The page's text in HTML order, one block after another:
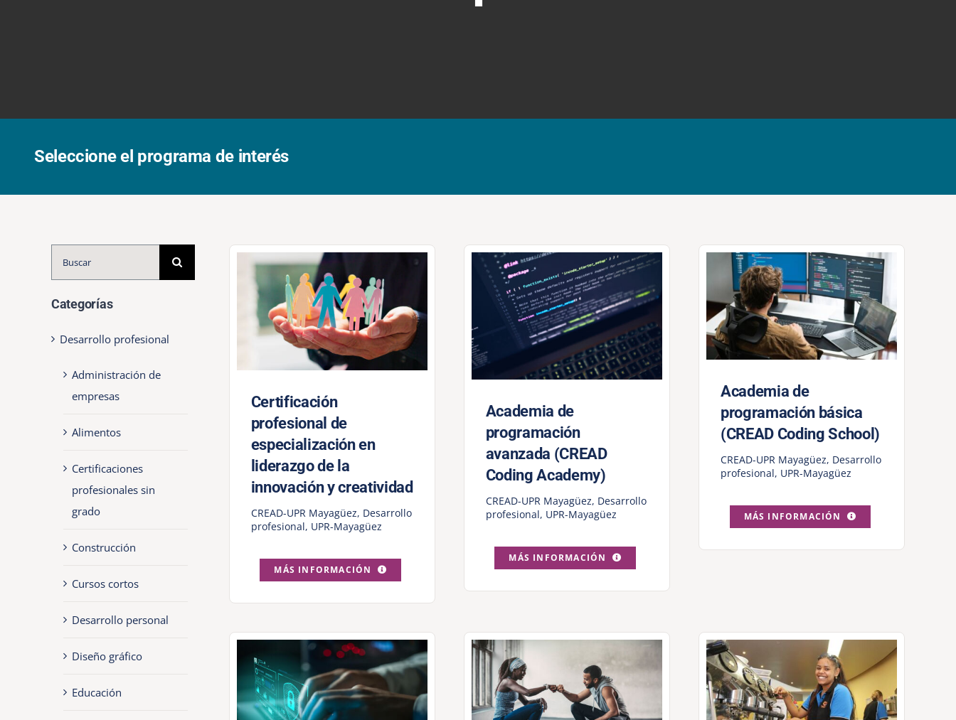
Seleccione el programa de interés
Categorías
Desarrollo profesional
Administración de
empresas
Alimentos
Certificaciones
profesionales sin
grado
Construcción
Cursos cortos
Desarrollo personal
Diseño gráfico
Educación
Certificación
profesional de
especialización en
liderazgo de la
innovación y creatividad
CREAD-UPR Mayagüez, Desarrollo
profesional, UPR-Mayagüez
MÁS INFORMACIÓN
Academia de
programación
avanzada (CREAD
Coding Academy)
CREAD-UPR Mayagüez, Desarrollo
profesional, UPR-Mayagüez
MÁS INFORMACIÓN
Academia de
programación básica
(CREAD Coding School)
CREAD-UPR Mayagüez, Desarrollo
profesional, UPR-Mayagüez
MÁS INFORMACIÓN